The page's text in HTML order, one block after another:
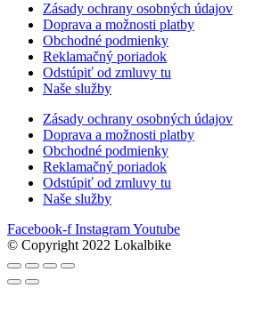
Zásady ochrany osobných údajov
Doprava a možnosti platby
Obchodné podmienky
Reklamačný poriadok
Odstúpiť od zmluvy tu
Naše služby
Zásady ochrany osobných údajov
Doprava a možnosti platby
Obchodné podmienky
Reklamačný poriadok
Odstúpiť od zmluvy tu
Naše služby
Facebook-f InstagramYoutube
© Copyright 2022 Lokalbike